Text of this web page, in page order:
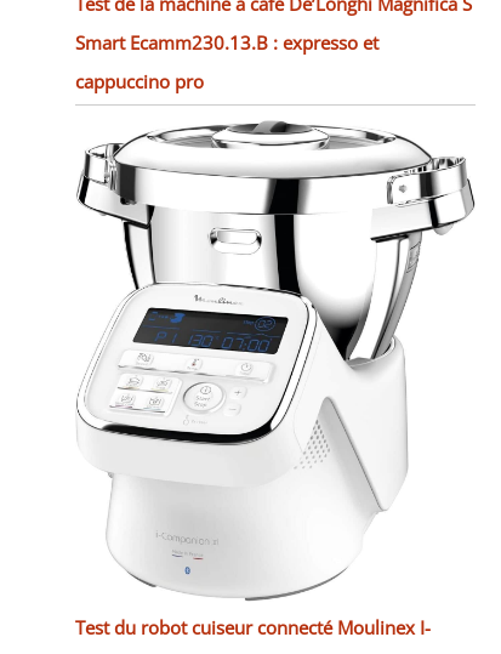
Smart Ecamm230.13.B : expresso et
cappuccino pro
Test du robot cuiseur connecté Moulinex I-